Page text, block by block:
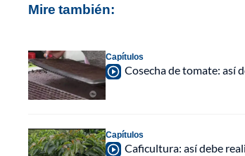
Mire también:
Capítulos
Cosecha de tomate: así
Capítulos
Caficultura: así debe